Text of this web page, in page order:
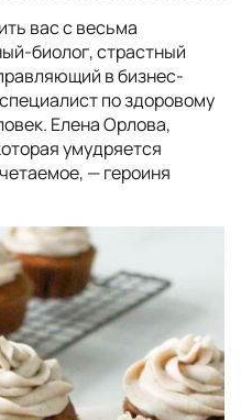
вас с весьма
биолог, страстный
в бизнес-
по здоровому
Елена Орлова,
умудряется
— героиня